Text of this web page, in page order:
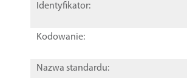
Identyfikator:
Kodowanie:
Nazwa standardu: